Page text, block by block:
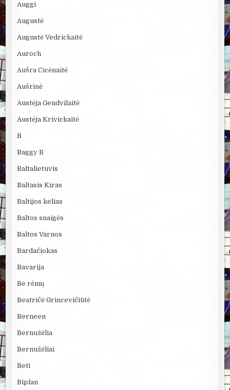
Auggi
Augustė
Augustė Vedrickaitė
Auroch
Aušra Cicėnaitė
Aušrinė
Austėja Gendvilaitė
Austėja Krivickaitė
B
Baggy B
Baltalietuvis
Baltasis Kiras
Baltijos kelias
Baltos snaigės
Baltos Varnos
Bardačiokas
Bavarija
Be rėmų
Beatričė Grincevičiūtė
Berneen
Bernužėlia
Bernužėliai
Beti
Biplan